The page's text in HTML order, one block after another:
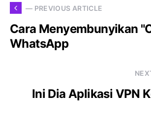
— PREVIOUS ARTICLE
Cara Menyembunyikan
WhatsApp
Ini Dia Aplikasi VPN